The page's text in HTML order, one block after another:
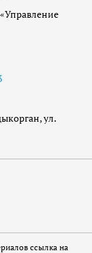
ул.
ссылка на